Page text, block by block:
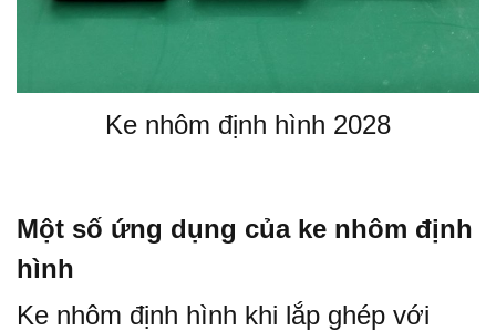
Ke nhôm định hình 2028
Một số ứng dụng của ke nhôm định
hình
Ke nhôm định hình khi lắp ghép với